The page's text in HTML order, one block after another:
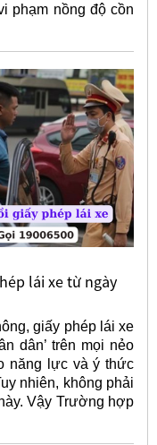
phạm nồng độ cồn
lái xe từ ngày
giấy phép lái xe
dân’ trên mọi nẻo
năng lực và ý thức
nhiên, không phải
Vậy Trường hợp